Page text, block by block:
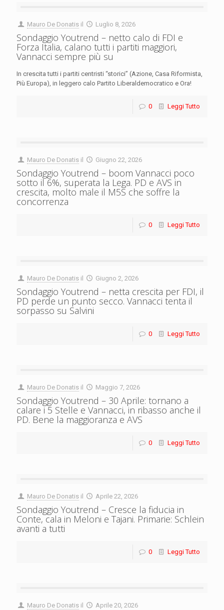
Mauro De Donatis il Luglio 8, 2026
Sondaggio Youtrend – netto calo di FDI e
Forza Italia, calano tutti i partiti maggiori,
Vannacci sempre più su
In crescita tutti i partiti centristi “storici” (Azione, Casa Riformista,
Più Europa), in leggero calo Partito Liberaldemocratico e Ora!
0 Leggi Tutto
Mauro De Donatis il Giugno 22, 2026
Sondaggio Youtrend – boom Vannacci poco
sotto il 6%, superata la Lega. PD e AVS in
crescita, molto male il M5S che soffre la
concorrenza
0 Leggi Tutto
Mauro De Donatis il Giugno 2, 2026
Sondaggio Youtrend – netta crescita per FDI, il
PD perde un punto secco. Vannacci tenta il
sorpasso su Salvini
0 Leggi Tutto
Mauro De Donatis il Maggio 7, 2026
Sondaggio Youtrend – 30 Aprile: tornano a
calare i 5 Stelle e Vannacci, in ribasso anche il
PD. Bene la maggioranza e AVS
0 Leggi Tutto
Mauro De Donatis il Aprile 22, 2026
Sondaggio Youtrend – Cresce la fiducia in
Conte, cala in Meloni e Tajani. Primarie: Schlein
avanti a tutti
0 Leggi Tutto
Mauro De Donatis il Aprile 20, 2026